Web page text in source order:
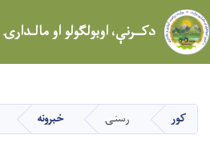
دانګل
دکــرنې، اوبولګولو او
کور رسنۍ خبرونه